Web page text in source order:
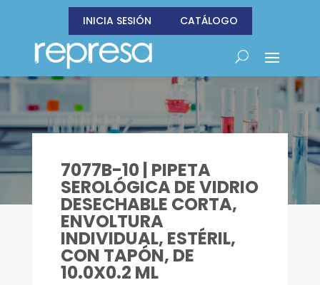
INICIA SESIÓN CATÁLOGO
7077B-10 | PIPETA
SEROLÓGICA DE VIDRIO
DESECHABLE CORTA,
ENVOLTURA
INDIVIDUAL, ESTÉRIL,
CON TAPÓN, DE
10.0X0.2 ML